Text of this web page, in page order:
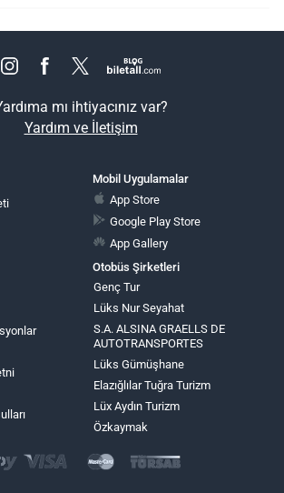
mı ihtiyacınız var?
Yardım ve İletişim
Mobil Uygulamalar
App Store
Google Play Store
App Gallery
Otobüs Şirketleri
Genç Tur
Lüks Nur Seyahat
S.A. ALSINA GRAELLS DE
AUTOTRANSPORTES
Lüks Gümüşhane
Elazığlılar Tuğra Turizm
Lüx Aydın Turizm
Özkaymak